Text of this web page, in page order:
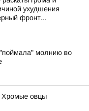
ухудшения
фронт...
молнию во
Хромые овцы